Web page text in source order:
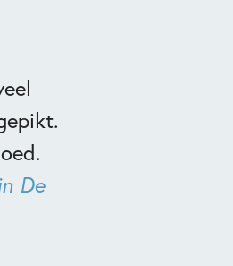
De